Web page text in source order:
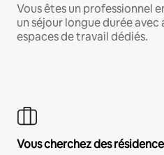
Vous êtes un professionnel
un séjour longue durée
espaces de travail dédiés.
Vous cherchez des